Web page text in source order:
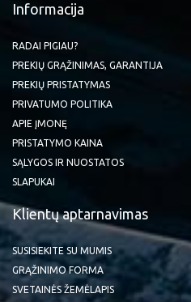
Informacija
RADAI PIGIAU?
PREKIŲ GRĄŽINIMAS, GARANTIJA
PREKIŲ PRISTATYMAS
PRIVATUMO POLITIKA
APIE ĮMONĘ
PRISTATYMO KAINA
SĄLYGOS IR NUOSTATOS
SLAPUKAI
Klientų aptarnavimas
SUSISIEKITE SU MUMIS
GRĄŽINIMO FORMA
SVETAINĖS ŽEMĖLAPIS